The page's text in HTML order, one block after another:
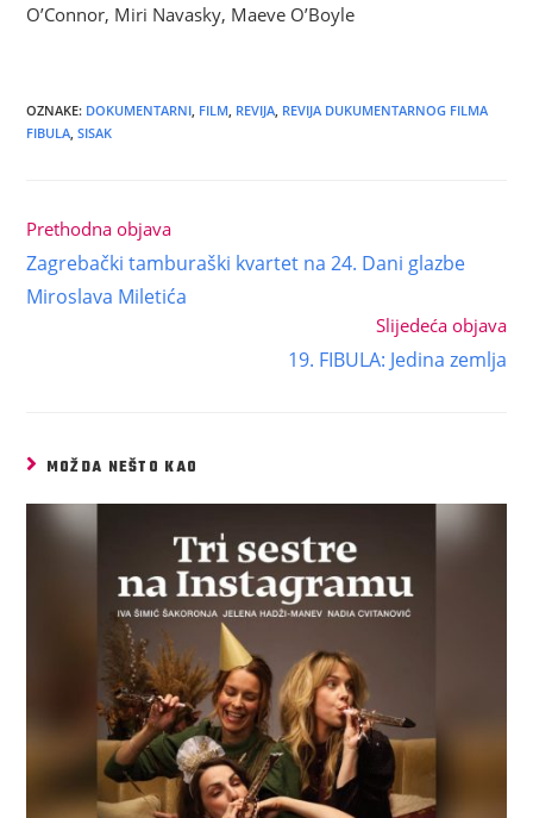
O’Connor, Miri Navasky, Maeve O’Boyle
OZNAKE: DOKUMENTARNI FILM REVIJA REVIJA DUKUMENTARNOG FILMA
FIBULA SISAK
Prethodna objava
Zagrebački tamburaški kvartet na 24. Dani glazbe
Miroslava Miletića
Slijedeća objava
19. FIBULA: Jedina zemlja
MOŽDA NEŠTO KAO